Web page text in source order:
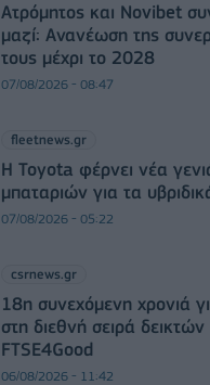
Ατρόμητος και Novibet
μαζί: Ανανέωση της
τους μέχρι το 2028
07/08/2026 - 08:47
fleetnews.gr
Η Toyota φέρνει νέα
μπαταριών για τα
07/08/2026 - 05:22
csrnews.gr
18η συνεχόμενη χρονιά
στη διεθνή σειρά δεικτών
FTSE4Good
06/08/2026 - 11:42